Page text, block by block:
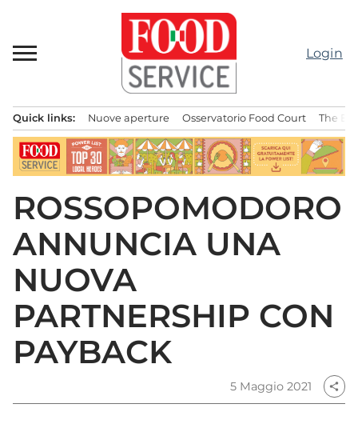
contenuto
Login
principale
Quick links: Nuove aperture Osservatorio Food Court The
ROSSOPOMODORO
ANNUNCIA UNA
NUOVA
PARTNERSHIP CON
PAYBACK
5 Maggio 2021 share